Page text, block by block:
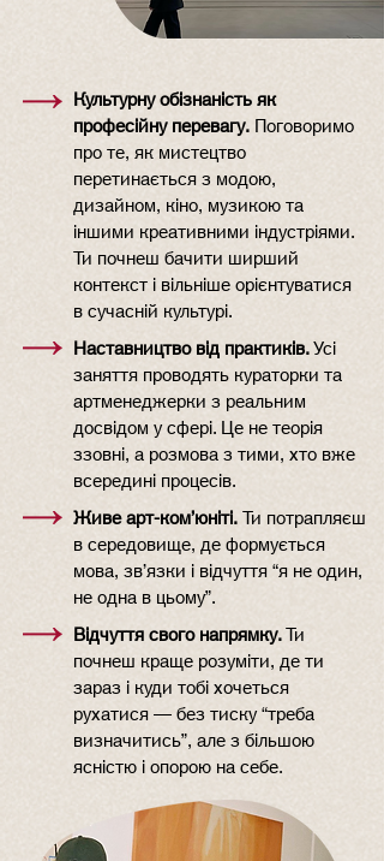
Культурну обізнаність як
професійну перевагу. Поговоримо
про те, як мистецтво
перетинається з модою,
дизайном, кіно, музикою та
іншими креативними індустріями.
Ти почнеш бачити ширший
контекст і вільніше орієнтуватися
в сучасній культурі.
Наставництво від практиків.Усі
заняття проводять кураторки та
артменеджерки з реальним
досвідом у сфері. Це не теорія
ззовні, а розмова з тими, хто вже
всередині процесів.
Живе арт-ком’юніті.Ти потрапляєш
в середовище, де формується
мова, зв’язки і відчуття “я не один,
не одна в цьому”.
Відчуття свого напрямку.Ти
почнеш краще розуміти, де ти
зараз і куди тобі хочеться
рухатися — без тиску “треба
визначитись”, але з більшою
ясністю і опорою на себе.